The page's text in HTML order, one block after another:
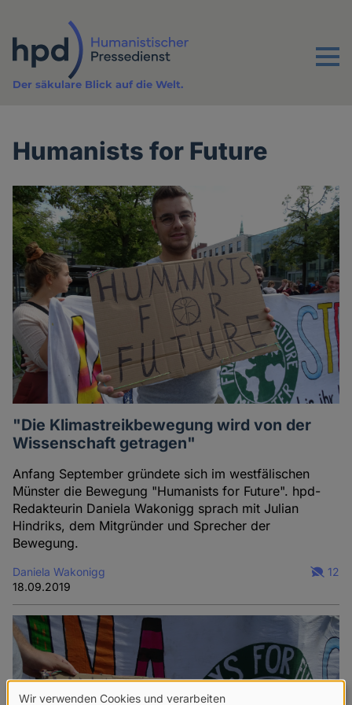
Inhalt
Menu
Der säkulare Blick auf die Welt.
Humanists for Future
"Die Klimastreikbewegung wird von der
Wissenschaft getragen"
Anfang September gründete sich im westfälischen
Münster die Bewegung "Humanists for Future". hpd-
Redakteurin Daniela Wakonigg sprach mit Julian
Hindriks, dem Mitgründer und Sprecher der
Bewegung.
Daniela Wakonigg
18.09.2019
12
Wir verwenden Cookies und verarbeiten